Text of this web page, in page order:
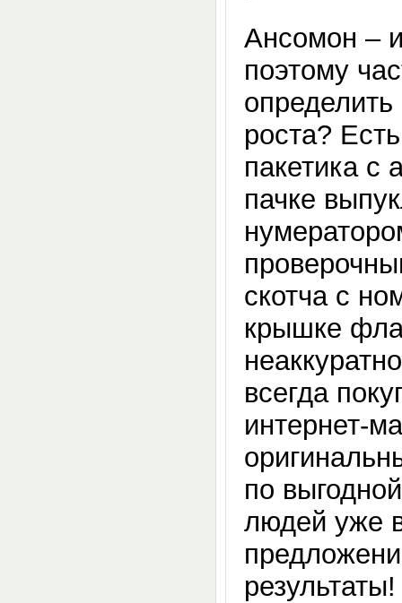
Ансомон –
поэтому
роста?
пакетика с
пачке
скотча с
крышке
всегда
интернет-
по
людей уже
результаты!